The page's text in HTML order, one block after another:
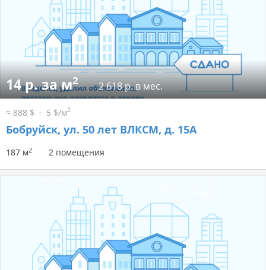
14 р. за м2 2 618 р. в мес.
≈ 888 $ 5 $/м2
Бобруйск, ул. 50 лет ВЛКСМ, д. 15А
187 м2 2 помещения